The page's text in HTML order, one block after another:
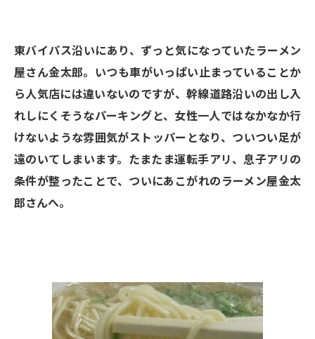
東バイパス沿いにあり、ずっと気になっていたラーメン
屋さん金太郎。いつも車がいっぱい止まっていることか
ら人気店には違いないのですが、幹線道路沿いの出し入
れしにくそうなパーキングと、女性一人ではなかなか行
けないような雰囲気がストッパーとなり、ついつい足が
遠のいてしまいます。たまたま運転手アリ、息子アリの
条件が整ったことで、ついにあこがれのラーメン屋金太
郎さんへ。